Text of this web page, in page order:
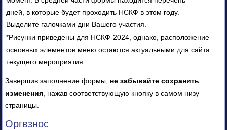
дней, в которые будет проходить НСКФ в этом году.
Выделите галочками дни Вашего участия.
*Рисунки приведены для НСКФ-2024, однако, расположение
основных элементов меню остаются актуальными для сайта
текущего мероприятия.
Завершив заполнение формы, не забывайте сохранить
изменения , нажав соответствующую кнопку в самом низу
страницы.
Оргвзнос